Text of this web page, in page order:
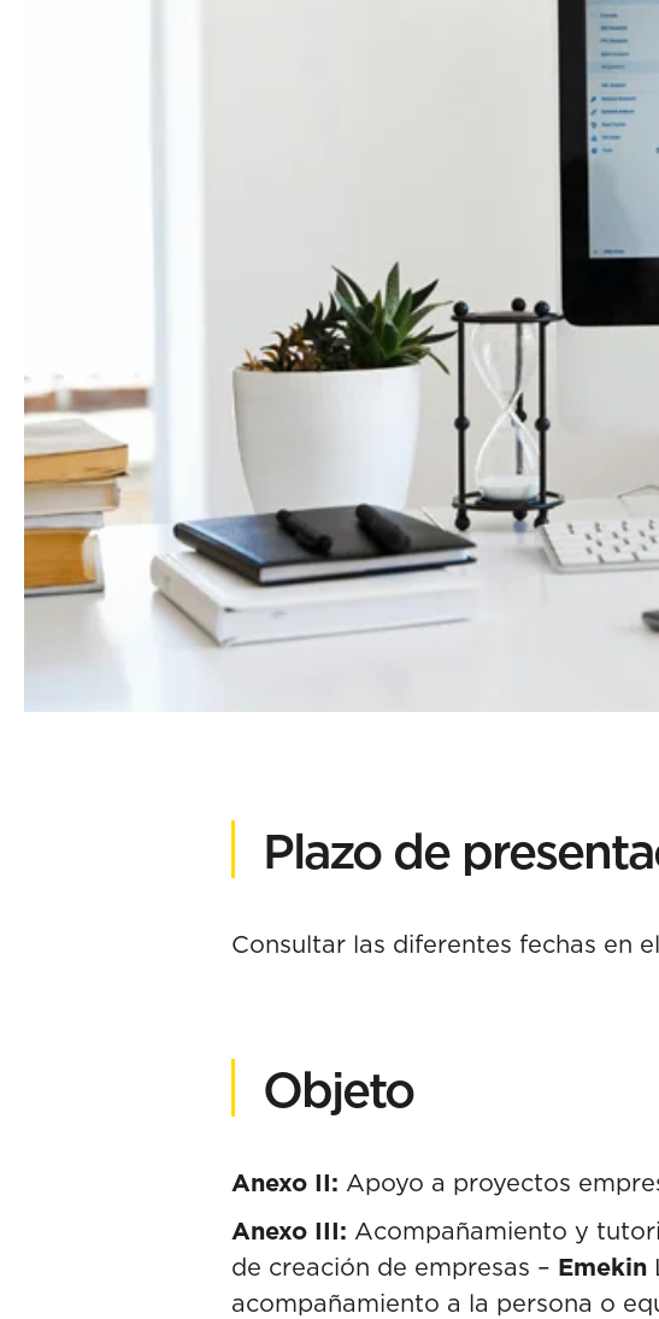
Plazo de
Consultar las diferentes fechas en
Objeto
Anexo II: Apoyo a proyectos
Anexo III: Acompañamiento y
de creación de empresas – Emekin
acompañamiento a la persona o